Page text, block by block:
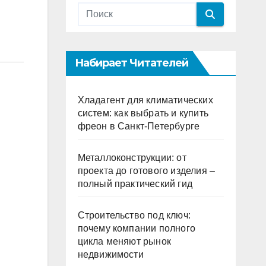
Набирает Читателей
Хладагент для климатических
систем: как выбрать и купить
фреон в Санкт-Петербурге
Металлоконструкции: от
проекта до готового изделия –
полный практический гид
Строительство под ключ:
почему компании полного
цикла меняют рынок
недвижимости